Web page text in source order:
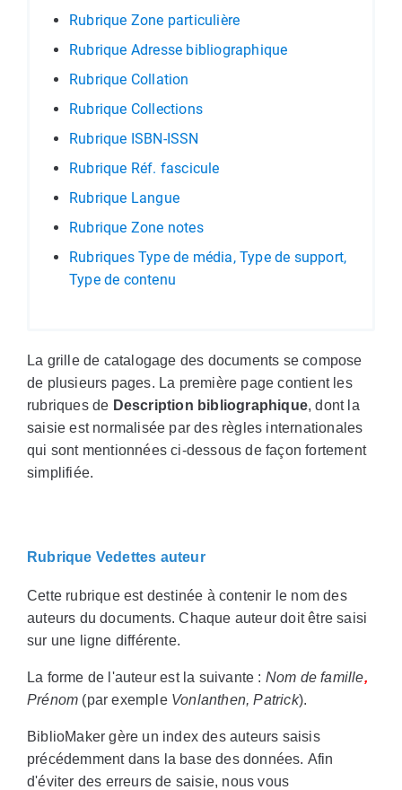
Rubrique Zone particulière
Rubrique Adresse bibliographique
Rubrique Collation
Rubrique Collections
Rubrique ISBN-ISSN
Rubrique Réf. fascicule
Rubrique Langue
Rubrique Zone notes
Rubriques Type de média, Type de support,
Type de contenu
La grille de catalogage des documents se compose
de plusieurs pages. La première page contient les
rubriques de Description bibliographique, dont la
saisie est normalisée par des règles internationales
qui sont mentionnées ci-dessous de façon fortement
simplifiée.
Rubrique Vedettes auteur
Cette rubrique est destinée à contenir le nom des
auteurs du documents. Chaque auteur doit être saisi
sur une ligne différente.
La forme de l'auteur est la suivante : Nom de famille,
Prénom (par exemple Vonlanthen, Patrick).
BiblioMaker gère un index des auteurs saisis
précédemment dans la base des données. Afin
d'éviter des erreurs de saisie, nous vous